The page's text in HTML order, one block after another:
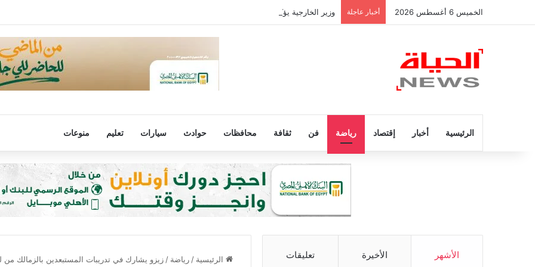
الخميس 6 أغسطس 2026 أخبار عاجلة وزير الخارجية يؤكد رفض مصر لتهجير الفلسطينيين أو المساس بالوضع فى القدس
الرئيسية أخبار إقتصاد رياضة فن ثقافة محافظات حوادث سيارات تعليم منوعات
الرئيسية / رياضة / زيزو يشارك في تدريبات المستبعدين بالزمالك من الأشهر الأخيرة تعليقات